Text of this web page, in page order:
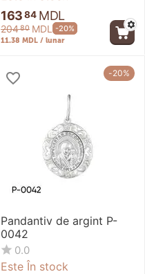
16384 MDL
20480 MDL -20%
11.38 MDL / lunar
-20%
Pandantiv de argint P-
0042
0.0
Este În stock